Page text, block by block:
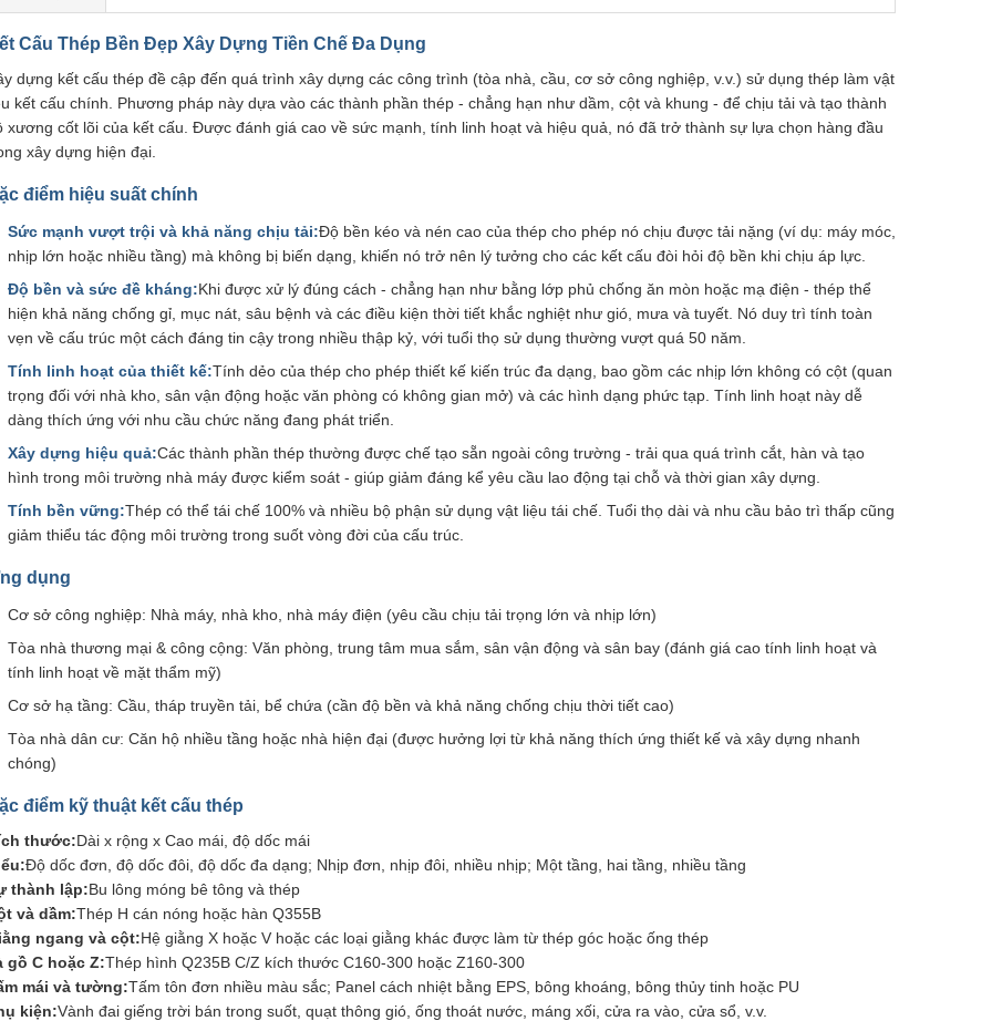
Cấu Thép Bền Đẹp Xây Dựng Tiền Chế Đa Dụng
dựng kết cấu thép đề cập đến quá trình xây dựng các công trình (tòa nhà, cầu, cơ sở công nghiệp, v.v.) sử dụng thép làm vật
kết cấu chính. Phương pháp này dựa vào các thành phần thép - chẳng hạn như dầm, cột và khung - để chịu tải và tạo thành
xương cốt lõi của kết cấu. Được đánh giá cao về sức mạnh, tính linh hoạt và hiệu quả, nó đã trở thành sự lựa chọn hàng đầu
xây dựng hiện đại.
điểm hiệu suất chính
Sức mạnh vượt trội và khả năng chịu tải:Độ bền kéo và nén cao của thép cho phép nó chịu được tải nặng (ví dụ: máy móc,
nhịp lớn hoặc nhiều tầng) mà không bị biến dạng, khiến nó trở nên lý tưởng cho các kết cấu đòi hỏi độ bền khi chịu áp lực.
Độ bền và sức đề kháng:Khi được xử lý đúng cách - chẳng hạn như bằng lớp phủ chống ăn mòn hoặc mạ điện - thép thể
hiện khả năng chống gỉ, mục nát, sâu bệnh và các điều kiện thời tiết khắc nghiệt như gió, mưa và tuyết. Nó duy trì tính toàn
vẹn về cấu trúc một cách đáng tin cậy trong nhiều thập kỷ, với tuổi thọ sử dụng thường vượt quá 50 năm.
Tính linh hoạt của thiết kế:Tính dẻo của thép cho phép thiết kế kiến ​​trúc đa dạng, bao gồm các nhịp lớn không có cột (quan
trọng đối với nhà kho, sân vận động hoặc văn phòng có không gian mở) và các hình dạng phức tạp. Tính linh hoạt này dễ
dàng thích ứng với nhu cầu chức năng đang phát triển.
Xây dựng hiệu quả:Các thành phần thép thường được chế tạo sẵn ngoài công trường - trải qua quá trình cắt, hàn và tạo
hình trong môi trường nhà máy được kiểm soát - giúp giảm đáng kể yêu cầu lao động tại chỗ và thời gian xây dựng.
Tính bền vững:Thép có thể tái chế 100% và nhiều bộ phận sử dụng vật liệu tái chế. Tuổi thọ dài và nhu cầu bảo trì thấp cũng
giảm thiểu tác động môi trường trong suốt vòng đời của cấu trúc.
dụng
Cơ sở công nghiệp: Nhà máy, nhà kho, nhà máy điện (yêu cầu chịu tải trọng lớn và nhịp lớn)
Tòa nhà thương mại & công cộng: Văn phòng, trung tâm mua sắm, sân vận động và sân bay (đánh giá cao tính linh hoạt và
tính linh hoạt về mặt thẩm mỹ)
Cơ sở hạ tầng: Cầu, tháp truyền tải, bể chứa (cần độ bền và khả năng chống chịu thời tiết cao)
Tòa nhà dân cư: Căn hộ nhiều tầng hoặc nhà hiện đại (được hưởng lợi từ khả năng thích ứng thiết kế và xây dựng nhanh
chóng)
điểm kỹ thuật kết cấu thép
thước:Dài x rộng x Cao mái, độ dốc mái
Độ dốc đơn, độ dốc đôi, độ dốc đa dạng; Nhịp đơn, nhịp đôi, nhiều nhịp; Một tầng, hai tầng, nhiều tầng
thành lập:Bu lông móng bê tông và thép
và dầm:Thép H cán nóng hoặc hàn Q355B
ngang và cột:Hệ giằng X hoặc V hoặc các loại giằng khác được làm từ thép góc hoặc ống thép
gồ C hoặc Z:Thép hình Q235B C/Z kích thước C160-300 hoặc Z160-300
mái và tường:Tấm tôn đơn nhiều màu sắc; Panel cách nhiệt bằng EPS, bông khoáng, bông thủy tinh hoặc PU
kiện:Vành đai giếng trời bán trong suốt, quạt thông gió, ống thoát nước, máng xối, cửa ra vào, cửa sổ, v.v.